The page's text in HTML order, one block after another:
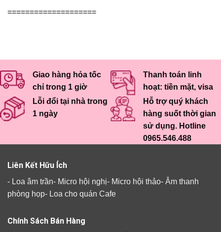
====================
Giao hàng hỏa tốc
chỉ trong 1 giờ
Thanh toán linh
hoạt: tiền mặt, visa
Lỗi đổi tại nhà trong
1 ngày
Hỗ trợ quý khách
hàng suốt thời gian
sử dụng. Hotline
0965.546.488
Liên Kết Hữu Ích
- Loa âm trần- Micro hội nghị- Micro hội thảo- Âm thanh
phòng họp- Loa cho quán Cafe
Chính Sách Bán Hàng